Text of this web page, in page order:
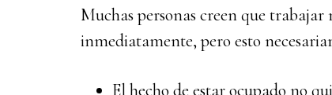
Muchas personas creen que
inmediatamente, pero esto
El hecho de estar ocupado no